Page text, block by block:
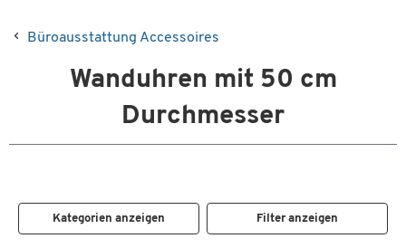
Büroausstattung Accessoires
Wanduhren mit 50 cm
Durchmesser
Kategorien anzeigen Filter anzeigen